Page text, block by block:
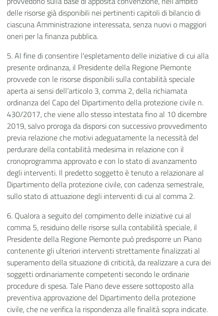
delle risorse già disponibili nei pertinenti capitoli di bilancio di
ciascuna Amministrazione interessata, senza nuovi o maggiori
oneri per la finanza pubblica.
5. AI fine di consentire l'espletamento delle iniziative di cui alla
presente ordinanza, il Presidente della Regione Piemonte
provvede con le risorse disponibili sulla contabilità speciale
aperta ai sensi dell’articolo 3, comma 2, della richiamata
ordinanza del Capo del Dipartimento della protezione civile n.
430/2017, che viene allo stesso intestata fino al 10 dicembre
2019, salvo proroga da disporsi con successivo provvedimento
previa relazione che motivi adeguatamente la necessità del
perdurare della contabilità medesima in relazione con il
cronoprogramma approvato e con lo stato di avanzamento
degli interventi. Il predetto soggetto è tenuto a relazionare al
Dipartimento della protezione civile, con cadenza semestrale,
sullo stato di attuazione degli interventi di cui al comma 2.
6. Qualora a seguito del compimento delle iniziative cui al
comma 5, residuino delle risorse sulla contabilità speciale, il
Presidente della Regione Piemonte può predisporre un Piano
contenente gli ulteriori interventi strettamente finalizzati al
superamento della situazione di criticità, da realizzare a cura dei
soggetti ordinariamente competenti secondo le ordinarie
procedure di spesa. Tale Piano deve essere sottoposto alla
preventiva approvazione del Dipartimento della protezione
civile, che ne verifica la rispondenza alle finalità sopra indicate.